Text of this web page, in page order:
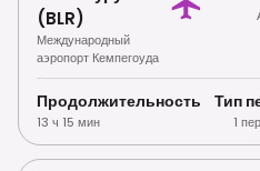
(BLR)
Международный
аэропорт Кемпегоуда
Продолжительность
13 ч 15 мин
Тип
1